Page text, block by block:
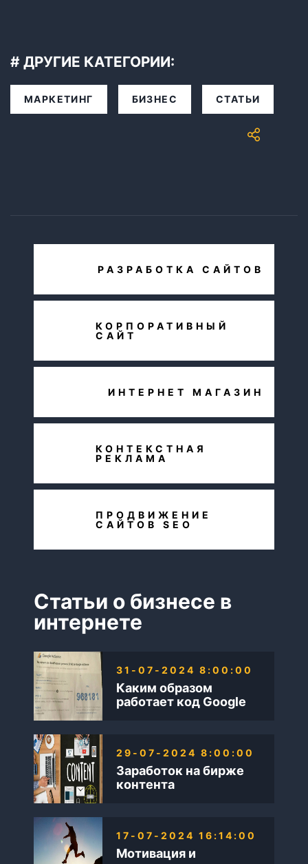
# ДРУГИЕ КАТЕГОРИИ:
МАРКЕТИНГ БИЗНЕС СТАТЬИ
РАЗРАБОТКА САЙТОВ
КОРПОРАТИВНЫЙ
САЙТ
ИНТЕРНЕТ МАГАЗИН
КОНТЕКСТНАЯ
РЕКЛАМА
ПРОДВИЖЕНИЕ
САЙТОВ SEO
Статьи о бизнесе в
интернете
Каким образом
работает код Google
31-07-2024 8:00:00
Заработок на бирже
контента
29-07-2024 8:00:00
Мотивация и
17-07-2024 16:14:00